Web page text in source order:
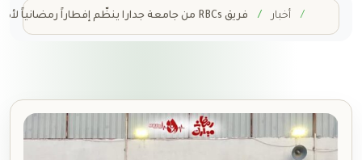
Homeأخبار فريق RBCs من جامعة جدارا ينظّم إفطاراً رمضانياً لأطفال الجمعية